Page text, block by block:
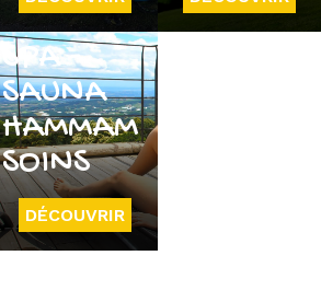
SPA -
SAUNA
HAMMAM
SOINS
DÉCOUVRIR